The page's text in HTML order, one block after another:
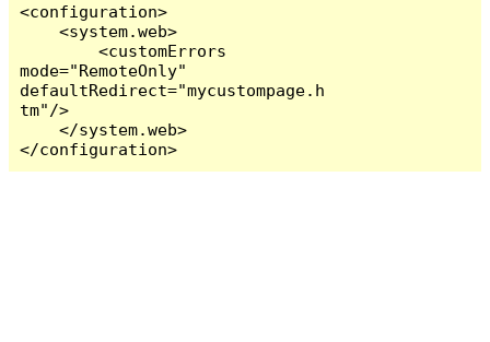
<configuration>
    <system.web>
        <customErrors
mode="RemoteOnly"
defaultRedirect="mycustompage.h
tm"/>
    </system.web>
</configuration>